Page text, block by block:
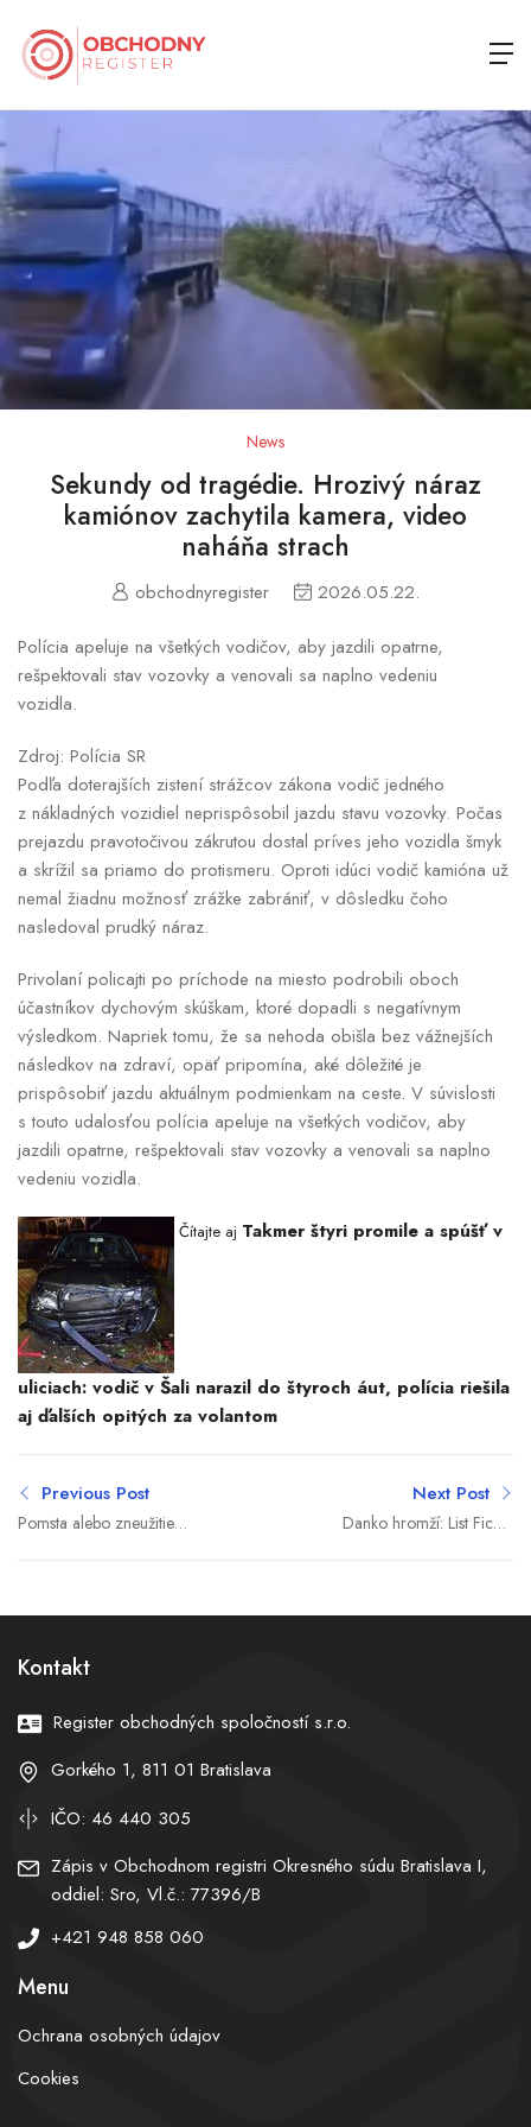
News
Sekundy od tragédie. Hrozivý náraz
kamiónov zachytila kamera, video
naháňa strach
obchodnyregister 2026.05.22.
Polícia apeluje na všetkých vodičov, aby jazdili opatrne,
rešpektovali stav vozovky a venovali sa naplno vedeniu
vozidla.
Zdroj: Polícia SR
Podľa doterajších zistení strážcov zákona vodič jedného
z nákladných vozidiel neprispôsobil jazdu stavu vozovky. Počas
prejazdu pravotočivou zákrutou dostal príves jeho vozidla šmyk
a skrížil sa priamo do protismeru. Oproti idúci vodič kamióna už
nemal žiadnu možnosť zrážke zabrániť, v dôsledku čoho
nasledoval prudký náraz.
Privolaní policajti po príchode na miesto podrobili oboch
účastníkov dychovým skúškam, ktoré dopadli s negatívnym
výsledkom. Napriek tomu, že sa nehoda obišla bez vážnejších
následkov na zdraví, opäť pripomína, aké dôležité je
prispôsobiť jazdu aktuálnym podmienkam na ceste. V súvislosti
s touto udalosťou polícia apeluje na všetkých vodičov, aby
jazdili opatrne, rešpektovali stav vozovky a venovali sa naplno
vedeniu vozidla.
Čítajte aj Takmer štyri promile a spúšť v
uliciach: vodič v Šali narazil do štyroch áut, polícia riešila
aj ďalších opitých za volantom
Previous Post
Pomsta alebo zneužitie
Next Post
Danko hromží: List Ficovi
Kontakt
Register obchodných spoločností s.r.o.
Gorkého 1, 811 01 Bratislava
IČO: 46 440 305
Zápis v Obchodnom registri Okresného súdu Bratislava I,
oddiel: Sro, Vl.č.: 77396/B
+421 948 858 060
Menu
Ochrana osobných údajov
Cookies